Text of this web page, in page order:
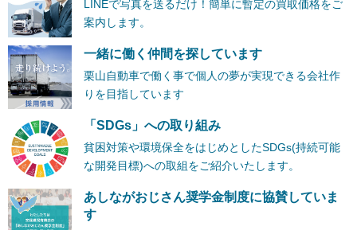
LINEで写真を送るだけ！簡単に暫定の買取価格をご
案内します。
一緒に働く仲間を探しています
栗山自動車で働く事で個人の夢が実現できる会社作
りを目指しています
「SDGs」への取り組み
貧困対策や環境保全をはじめとしたSDGs(持続可能
な開発目標)への取組をご紹介いたします。
あしながおじさん奨学金制度に協賛していま
す